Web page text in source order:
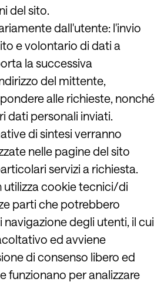
del sito.
dall'utente: l'invio
e volontario di dati a
la successiva
del mittente,
alle richieste, nonché
dati personali inviati.
di sintesi verranno
nelle pagine del sito
servizi a richiesta.
utilizza cookie tecnici/di
parti che potrebbero
degli utenti, il cui
ed avviene
di consenso libero ed
funzionano per analizzare